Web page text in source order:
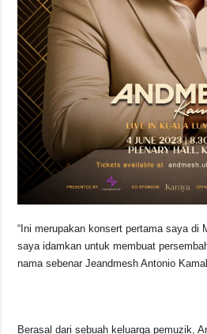
“Ini merupakan konsert pertama saya di
saya idamkan untuk membuat
nama sebenar Jeandmesh Antonio
Berasal dari sebuah keluarga pemuzik,